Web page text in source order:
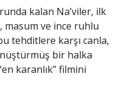
kalan Na’viler, ilk
masum ve ince ruhlu
tehditlere karşı canla,
bir halka
karanlık” filmini